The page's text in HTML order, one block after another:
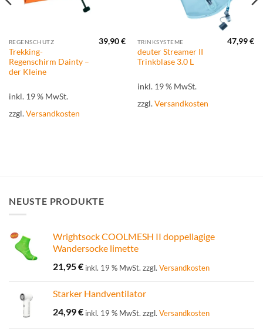
REGENSCHUTZ
Trekking-
Regenschirm Dainty –
der Kleine
39,90€
inkl. 19 % MwSt.
zzgl.Versandkosten
TRINKSYSTEME
deuter Streamer II
Trinkblase 3.0 L
47,99€
inkl. 19 % MwSt.
zzgl.Versandkosten
NEUSTE PRODUKTE
Wrightsock COOLMESH II doppellagige
Wandersocke limette
21,95€ inkl. 19 % MwSt. zzgl. Versandkosten
Starker Handventilator
24,99€ inkl. 19 % MwSt. zzgl. Versandkosten